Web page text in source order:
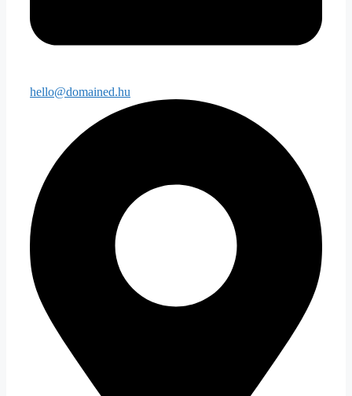
hello@domained.hu